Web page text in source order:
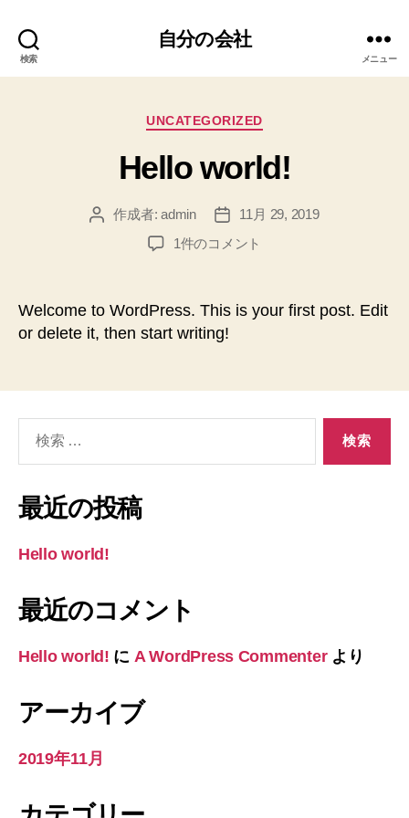
検索
自分の会社
メニュー
カ
ゴ
リ
UNCATEGORIZED
Hello world!
投
作成者:admin
投
稿
11月 29, 2019
Hello
1件のコメント
Welcome to WordPress. This is your first post. Edit
or delete it, then start writing!
象:
最近の投稿
Hello world!
最近のコメント
Hello world! に A WordPress Commenterより
アーカイブ
2019年11月